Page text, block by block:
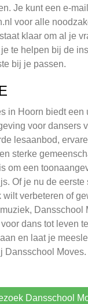
Je kunt een e-
voor alle
klaar om al je
te helpen bij de
bij je passen.
in Hoorn biedt een
voor dansers
lesaanbod,
sterke
om een
Of je nu de
wilt verbeteren of
Dansschool
dans tot leven
en laat je
Dansschool Moves.
Dansschool